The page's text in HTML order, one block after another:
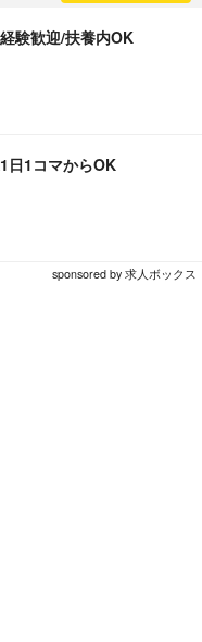
験歓迎/扶養内OK
日1コマからOK
sponsored by 求人ボックス